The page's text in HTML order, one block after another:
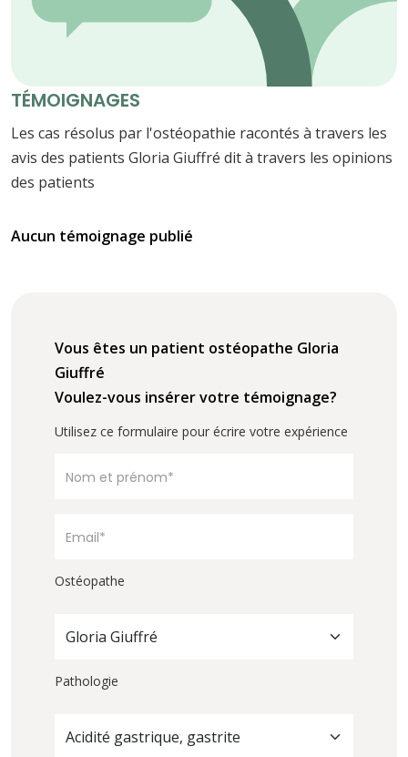
TÉMOIGNAGES
Les cas résolus par l'ostéopathie racontés à travers les
avis des patients Gloria Giuffré dit à travers les opinions
des patients
Aucun témoignage publié
Vous êtes un patient ostéopathe Gloria
Giuffré
Voulez-vous insérer votre témoignage?
Utilisez ce formulaire pour écrire votre expérience
Ostéopathe
Gloria Giuffré
Pathologie
Acidité gastrique, gastrite